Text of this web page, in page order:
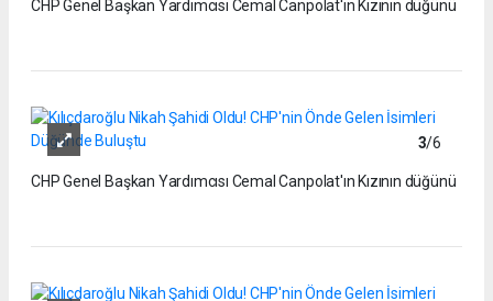
CHP Genel Başkan Yardımcısı Cemal Canpolat'ın Kızının düğünü
3/6
CHP Genel Başkan Yardımcısı Cemal Canpolat'ın Kızının düğünü